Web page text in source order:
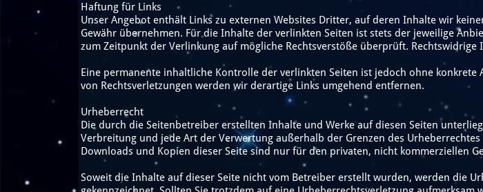
Haftung für Links
Unser Angebot enthält Links zu externen Websites Dritter, auf deren Inhalte wir
Gewähr übernehmen. Für die Inhalte der verlinkten Seiten ist stets der jeweilige
zum Zeitpunkt der Verlinkung auf mögliche Rechtsverstöße überprüft.
Eine permanente inhaltliche Kontrolle der verlinkten Seiten ist jedoch ohne
von Rechtsverletzungen werden wir derartige Links umgehend entfernen.
Urheberrecht
Die durch die Seitenbetreiber erstellten Inhalte und Werke auf diesen Seiten
Verbreitung und jede Art der Verwertung außerhalb der Grenzen des
Downloads und Kopien dieser Seite sind nur für den privaten, nicht kommerziellen
Soweit die Inhalte auf dieser Seite nicht vom Betreiber erstellt wurden, werden die